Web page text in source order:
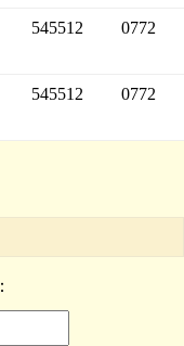
545512 0772
545512 0772